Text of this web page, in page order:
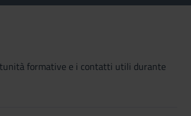
formative e i contatti utili durante